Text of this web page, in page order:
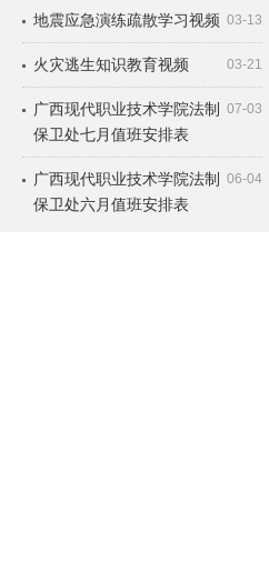
03-13
地震应急演练疏散学习视频
03-21
火灾逃生知识教育视频
07-03
广西现代职业技术学院法制
保卫处七月值班安排表
06-04
广西现代职业技术学院法制
保卫处六月值班安排表